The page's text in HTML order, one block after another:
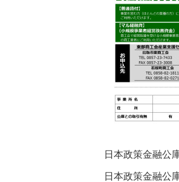
日本政策金融公
日本政策金融公